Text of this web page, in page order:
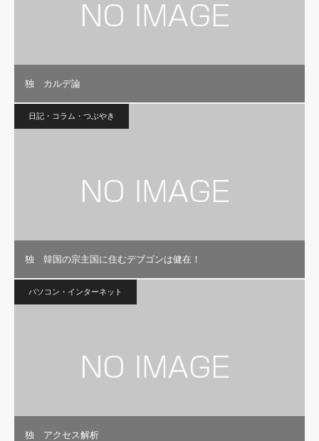
独 カルデ論
日記・コラム・つぶやき
独 韓国の宗主国に住むデブゴンは健在！
パソコン・インターネット
独 アクセス解析